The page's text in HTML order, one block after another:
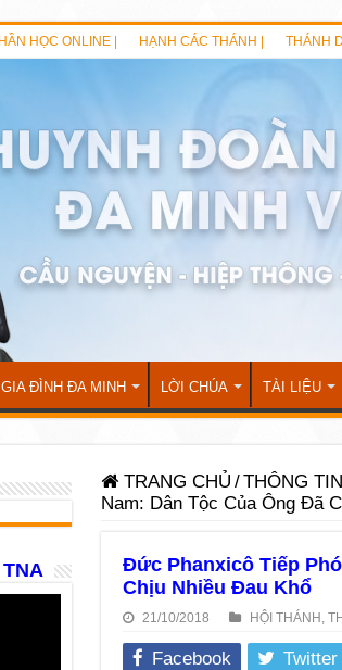
HỌC ONLINE | HẠNH CÁC THÁNH | THÁNH
GIA ĐÌNH ĐA MINH LỜI CHÚA TÀI LIỆU
TRANG CHỦ /THÔNG TIN
Nam: Dân Tộc Của Ông Đã
Đức Phanxicô Tiếp
Chịu Nhiều Đau Khổ
21/10/2018 HỘI THÁNH ,
Facebook Twitter